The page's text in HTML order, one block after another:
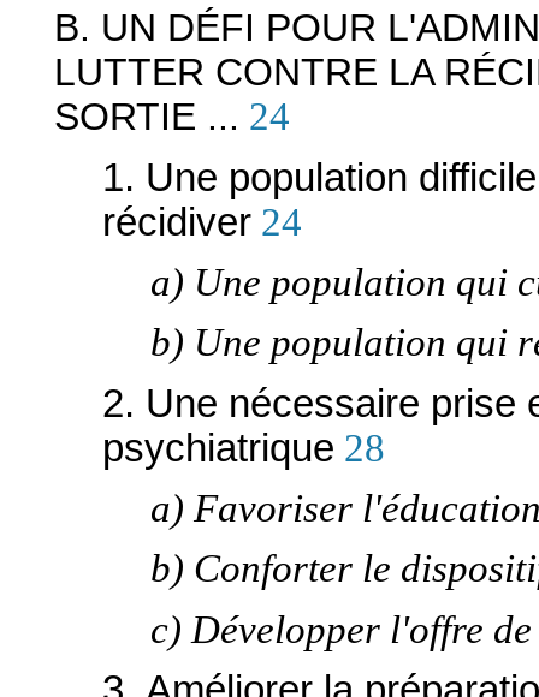
B. UN DÉFI POUR
LUTTER CONTRE LA
SORTIE ... 24
1. Une population
récidiver 24
a) Une population qui
b) Une population qui
2. Une nécessaire prise
psychiatrique 28
a) Favoriser
b) Conforter le
c) Développer l'offre